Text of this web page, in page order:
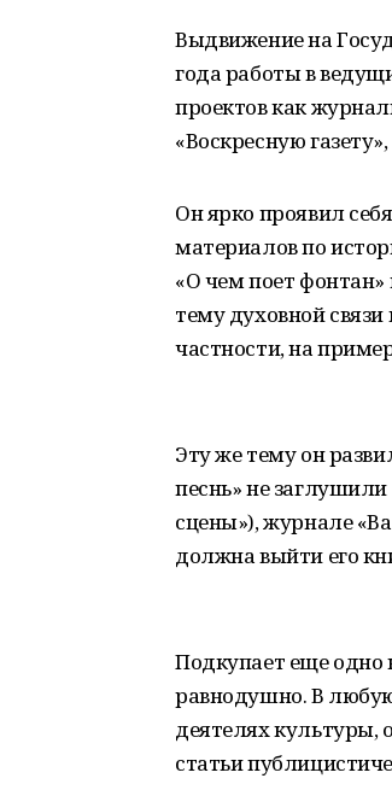
Выдвижение на
года работы в
проектов как
«Воскресную
Он ярко проявил
материалов по
«О чем поет
тему духовной
частности, на
Эту же тему он
песнь» не
сцены»), журнале
должна выйти его
Подкупает еще одно
равнодушно. В
деятелях культуры,
статьи